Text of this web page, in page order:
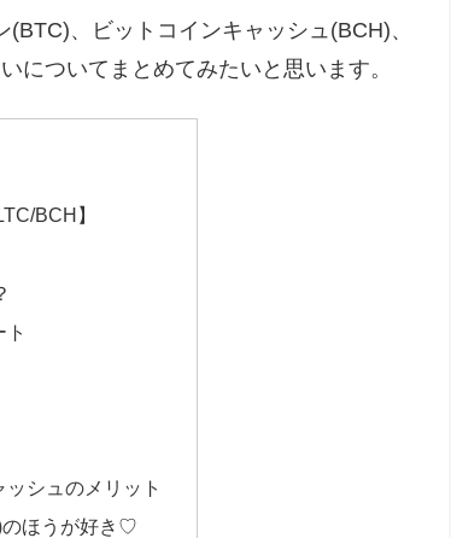
、ビットコインキャッシュ(BCH)、
についてまとめてみたいと思います。
BCH】
シュのメリット
のほうが好き♡